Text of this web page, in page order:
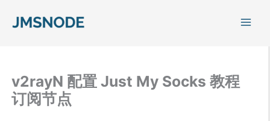
v2rayN 配置 Just My Socks 教程
订阅节点